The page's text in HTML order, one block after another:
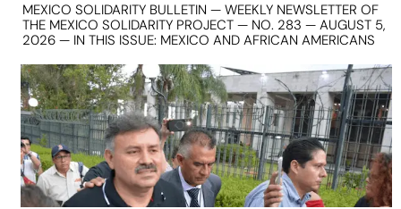
MEXICO SOLIDARITY BULLETIN — WEEKLY NEWSLETTER OF
THE MEXICO SOLIDARITY PROJECT — NO. 283 — AUGUST 5,
2026 — IN THIS ISSUE: MEXICO AND AFRICAN AMERICANS